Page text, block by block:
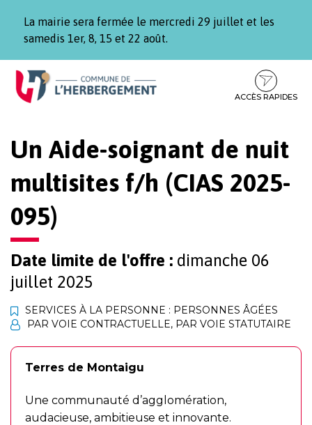
La mairie sera fermée le mercredi 29 juillet et les
samedis 1er, 8, 15 et 22 août.
Aller
Aller
contenu
Aller
pied
ACCÈS RAPIDES
Un Aide-soignant de nuit
multisites f/h (CIAS 2025-
095)
Date limite de l'offre : dimanche 06
juillet 2025
SERVICES À LA PERSONNE : PERSONNES ÂGÉES
PAR VOIE CONTRACTUELLE, PAR VOIE STATUTAIRE
Terres de Montaigu
Une communauté d’agglomération,
audacieuse, ambitieuse et innovante.